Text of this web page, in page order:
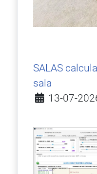
SALAS
sala
Detalles
13-07-